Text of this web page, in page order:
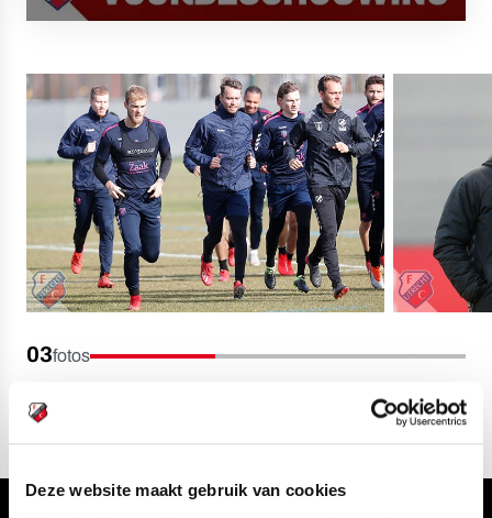
Deze website maakt gebruik van cookies
03fotos